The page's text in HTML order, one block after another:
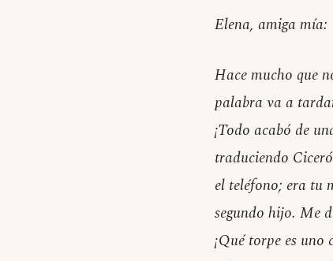
Elena, amiga mía:
Hace mucho que
palabra va a
¡Todo acabó de
traduciendo
el teléfono; era tu
segundo hijo. Me
¡Qué torpe es